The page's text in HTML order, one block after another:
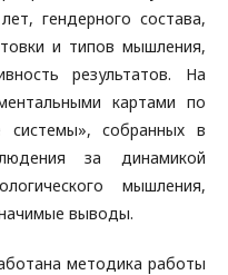
гендерного состава,
и типов мышления,
результатов. На
картами по
системы», собранных в
за динамикой
мышления,
выводы.
методика работы